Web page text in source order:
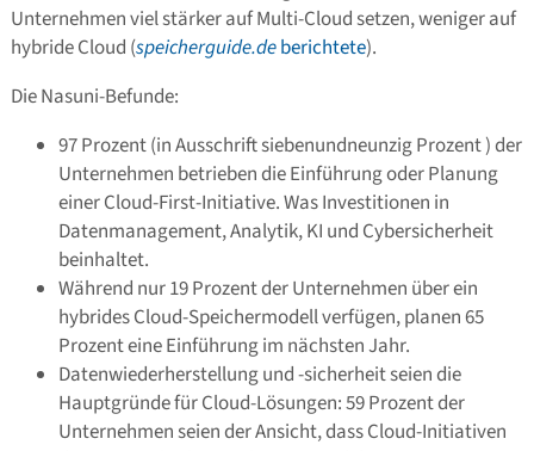
Unternehmen viel stärker auf Multi-Cloud setzen, weniger auf
hybride Cloud (speicherguide.deberichtete).
Die Nasuni-Befunde:
97 Prozent (in Ausschrift siebenundneunzig Prozent ) der
Unternehmen betrieben die Einführung oder Planung
einer Cloud-First-Initiative. Was Investitionen in
Datenmanagement, Analytik, KI und Cybersicherheit
beinhaltet.
Während nur 19 Prozent der Unternehmen über ein
hybrides Cloud-Speichermodell verfügen, planen 65
Prozent eine Einführung im nächsten Jahr.
Datenwiederherstellung und -sicherheit seien die
Hauptgründe für Cloud-Lösungen: 59 Prozent der
Unternehmen seien der Ansicht, dass Cloud-Initiativen